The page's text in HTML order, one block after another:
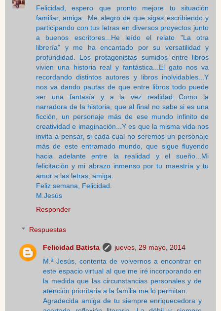
Felicidad, espero que pronto mejore tu situación
familiar, amiga...Me alegro de que sigas escribiendo y
participando con tus letras en diversos proyectos junto
a buenos escritores...He leído el relato "La otra
librería" y me ha encantado por su versatilidad y
profundidad. Los protagonistas sumidos entre libros
vivien una historia real y fantástica...El gato nos va
recordando distintos autores y libros inolvidables...Y
nos va dando pautas de que entre libros todo puede
ser una fantasía y a la vez realidad...Como la
narradora de la historia, que al final no sabe si es una
ficción, un personaje más de ese mundo infinito de
creatividad e imaginación...Y es que la misma vida nos
invita a pensar, si cada cual no seremos un personaje
más de este entramado mundo, que sigue fluyendo
hacia adelante entre la realidad y el sueño...Mi
felicitación y mi abrazo inmenso por tu maestría y tu
amor a las letras, amiga.
Feliz semana, Felicidad.
M.Jesús
Responder
Respuestas
Felicidad Batista
jueves, 29 mayo, 2014
M.ª Jesús, contenta de volvernos a encontrar en
este espacio virtual al que me iré incorporando en
la medida que las circunstancias personales y de
atención prioritaria a la familia me lo permitan.
Agradecida amiga de tu siempre enriquecedora y